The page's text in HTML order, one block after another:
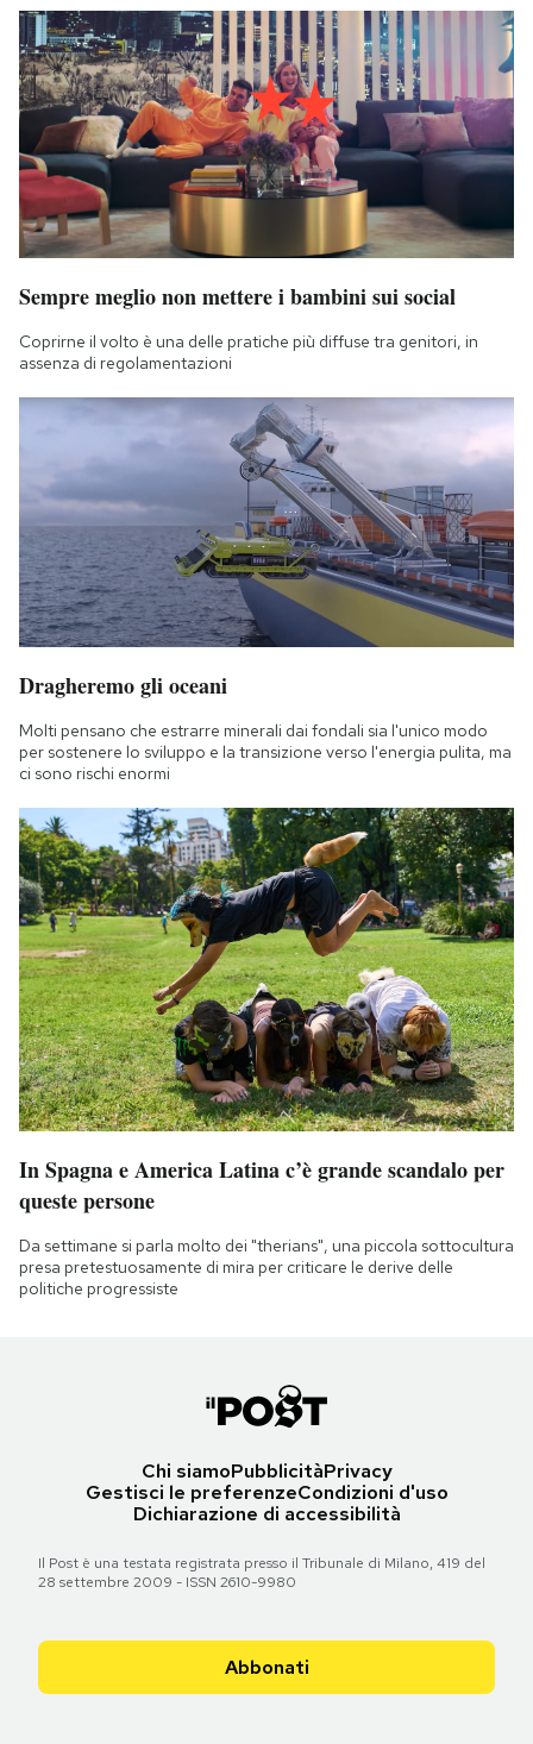
Sempre meglio non mettere i bambini sui social
Coprirne il volto è una delle pratiche più diffuse tra genitori, in
assenza di regolamentazioni
Dragheremo gli oceani
Molti pensano che estrarre minerali dai fondali sia l'unico modo
per sostenere lo sviluppo e la transizione verso l'energia pulita, ma
ci sono rischi enormi
In Spagna e America Latina c’è grande scandalo per
queste persone
Da settimane si parla molto dei "therians", una piccola sottocultura
presa pretestuosamente di mira per criticare le derive delle
politiche progressiste
Chi siamoPubblicitàPrivacy
Gestisci le preferenzeCondizioni d'uso
Dichiarazione di accessibilità
Il Post è una testata registrata presso il Tribunale di Milano, 419 del
28 settembre 2009 - ISSN 2610-9980
Abbonati